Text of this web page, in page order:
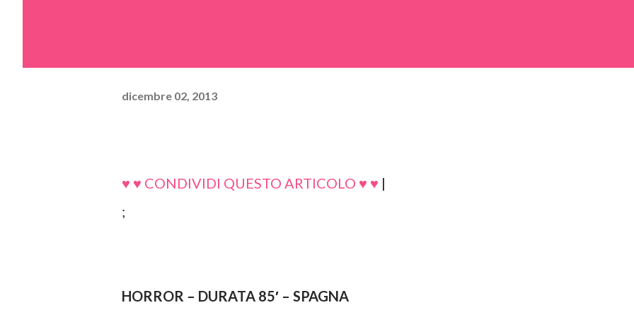
dicembre 02, 2013
♥ ♥ CONDIVIDI QUESTO ARTICOLO ♥ ♥ |
;
HORROR – DURATA 85′ – SPAGNA